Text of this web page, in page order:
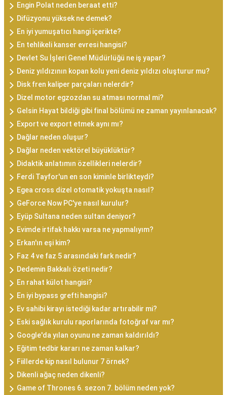
Engin Polat neden beraat etti?
Difüzyonu yüksek ne demek?
En iyi yumuşatıcı hangi içerikte?
En tehlikeli kanser evresi hangisi?
Devlet Su İşleri Genel Müdürlüğü ne iş yapar?
Deniz yıldızının kopan kolu yeni deniz yıldızı oluşturur mu?
Disk fren kaliper parçaları nelerdir?
Dizel motor egzozdan su atması normal mi?
Gelsin Hayat bildiği gibi final bölümü ne zaman yayınlanacak?
Export ve export etmek aynı mı?
Dağlar neden oluşur?
Dağlar neden vektörel büyüklüktür?
Didaktik anlatımın özellikleri nelerdir?
Ferdi Tayfor'un en son kiminle birlikteydi?
Egea cross dizel otomatik yokuşta nasıl?
GeForce Now PC'ye nasıl kurulur?
Eyüp Sultana neden sultan deniyor?
Evimde irtifak hakkı varsa ne yapmalıyım?
Erkan'ın eşi kim?
Faz 4 ve faz 5 arasındaki fark nedir?
Dedemin Bakkalı özeti nedir?
En rahat külot hangisi?
En iyi bypass grefti hangisi?
Ev sahibi kirayı istediği kadar artırabilir mi?
Eski sağlık kurulu raporlarında fotoğraf var mı?
Google'da yılan oyunu ne zaman kaldırıldı?
Eğitim tedbir kararı ne zaman kalkar?
Fiillerde kip nasıl bulunur 7 örnek?
Dikenli ağaç neden dikenli?
Game of Thrones 6. sezon 7. bölüm neden yok?